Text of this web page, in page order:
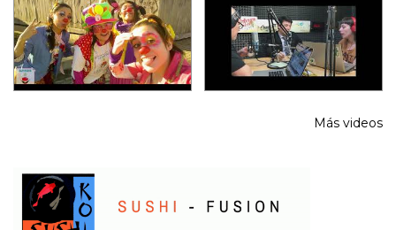
Más videos